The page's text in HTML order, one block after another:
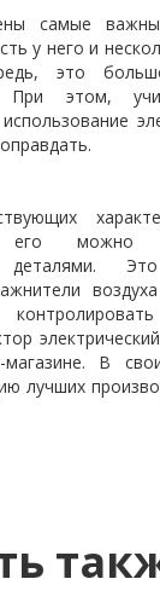
самые
у него и
это
При этом,
его можно
деталями.
магазине. В
лучших